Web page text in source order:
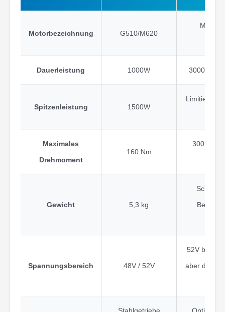
Motorbezeichnung G510/M620
Dauerleistung 1000W 3000W+
Spitzenleistung 1500W
Limitiert
Maximales
Drehmoment
160 Nm
300+ Nm
Gewicht 5,3 kg
Spannungsbereich 48V / 52V
52V bietet
aber die